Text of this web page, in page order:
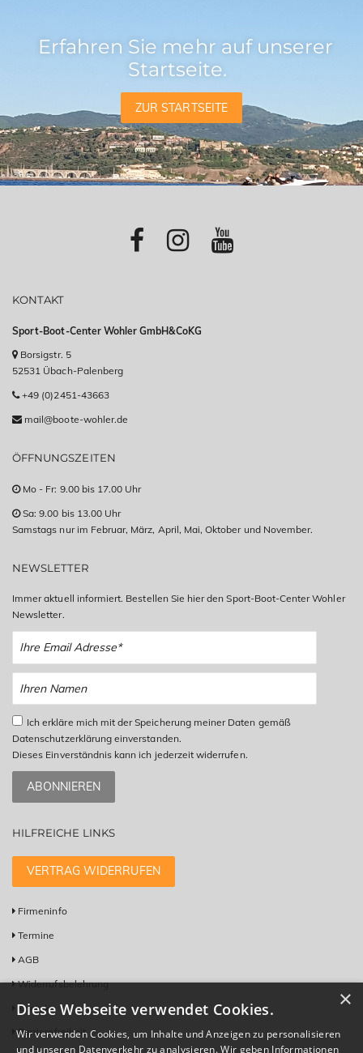
Erfahren Sie mehr auf unserer
Startseite.
ZUR STARTSEITE
KONTAKT
Sport-Boot-Center Wohler GmbH&CoKG
Borsigstr. 5
52531 Übach-Palenberg
+49 (0)2451-43663
mail@boote-wohler.de
ÖFFNUNGSZEITEN
Mo - Fr: 9.00 bis 17.00 Uhr
Sa: 9.00 bis 13.00 Uhr
Samstags nur im Februar, März, April, Mai, Oktober und November.
NEWSLETTER
Immer aktuell informiert. Bestellen Sie hier den Sport-Boot-Center Wohler
Newsletter.
Ich erkläre mich mit der Speicherung meiner Daten gemäß
Datenschutzerklärung einverstanden.
Dieses Einverständnis kann ich jederzeit widerrufen.
ABONNIEREN
HILFREICHE LINKS
VERTRAG WIDERRUFEN
Firmeninfo
Termine
AGB
Widerrufsbelehrung
Kontakt
Barrierefreiheit
×
Diese Webseite verwendet Cookies.
Wir verwenden Cookies, um Inhalte und Anzeigen zu personalisieren
und unseren Datenverkehr zu analysieren. Wir geben Informationen